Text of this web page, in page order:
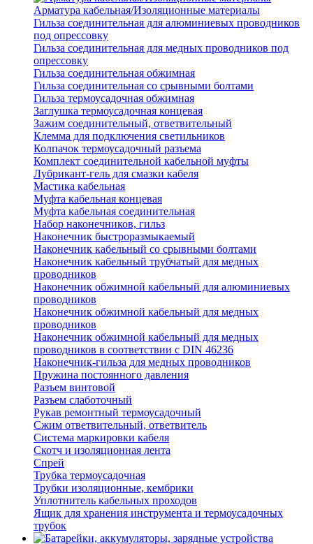
Арматура кабельная/Изоляционные материалы
Гильза соединительная для алюминиевых проводников
под опрессовку
Гильза соединительная для медных проводников под
опрессовку
Гильза соединительная обжимная
Гильза соединительная со срывными болтами
Гильза термоусадочная обжимная
Заглушка термоусадочная концевая
Зажим соединительный, ответвительный
Клемма для подключения светильников
Колпачок термоусадочный разъема
Комплект соединительной кабельной муфты
Лубрикант-гель для смазки кабеля
Мастика кабельная
Муфта кабельная концевая
Муфта кабельная соединительная
Набор наконечников, гильз
Наконечник быстроразмыкаемый
Наконечник кабельный со срывными болтами
Наконечник кабельный трубчатый для медных
проводников
Наконечник обжимной кабельный для алюминиевых
проводников
Наконечник обжимной кабельный для медных
проводников
Наконечник обжимной кабельный для медных
проводников в соответствии с DIN 46236
Наконечник-гильза для медных проводников
Пружина постоянного давления
Разъем винтовой
Разъем слаботочный
Рукав ремонтный термоусадочный
Сжим ответвительный, ответвитель
Система маркировки кабеля
Скотч и изоляционная лента
Спрей
Трубка термоусадочная
Трубки изоляционные, кембрики
Уплотнитель кабельных проходов
Ящик для хранения инструмента и термоусадочных
трубок